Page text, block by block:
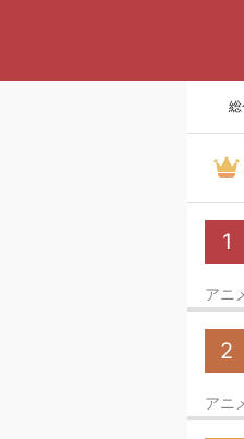
1
アニ
2
アニ